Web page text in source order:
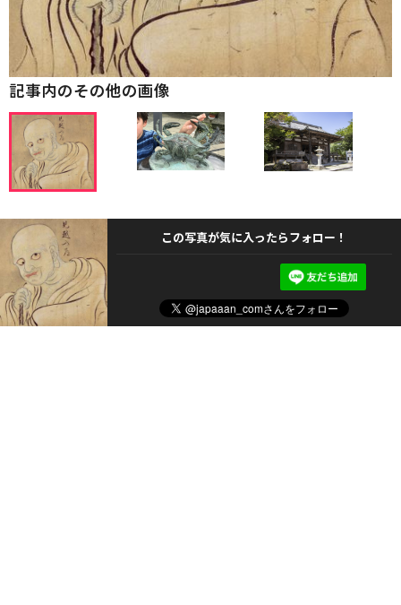
記事内のその他の画像
この写真が気に入ったらフォロー！